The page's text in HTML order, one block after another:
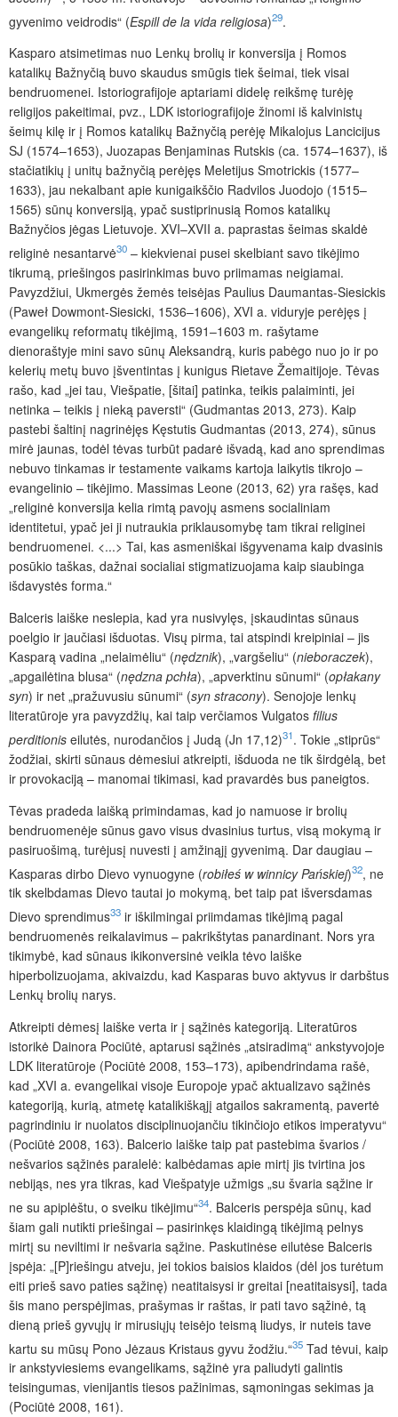
gyvenimo veidrodis“ (Espill de la vida religiosa)29.
Kasparo atsimetimas nuo Lenkų brolių ir konversija į Romos
katalikų Bažnyčią buvo skaudus smūgis tiek šeimai, tiek visai
bendruomenei. Istoriografijoje aptariami didelę reikšmę turėję
religijos pakeitimai, pvz., LDK istoriografijoje žinomi iš kalvinistų
šeimų kilę ir į Romos katalikų Bažnyčią perėję Mikalojus Lancicijus
SJ (1574–1653), Juozapas Benjaminas Rutskis (ca. 1574–1637), iš
stačiatikių į unitų bažnyčią perėjęs Meletijus Smotrickis (1577–
1633), jau nekalbant apie kunigaikščio Radvilos Juodojo (1515–
1565) sūnų konversiją, ypač sustiprinusią Romos katalikų
Bažnyčios jėgas Lietuvoje. XVI–XVII a. paprastas šeimas skaldė
religinė nesantarvė30 – kiekvienai pusei skelbiant savo tikėjimo
tikrumą, priešingos pasirinkimas buvo priimamas neigiamai.
Pavyzdžiui, Ukmergės žemės teisėjas Paulius Daumantas-Siesickis
(Paweł Dowmont-Siesicki, 1536–1606), XVI a. viduryje perėjęs į
evangelikų reformatų tikėjimą, 1591–1603 m. rašytame
dienoraštyje mini savo sūnų Aleksandrą, kuris pabėgo nuo jo ir po
kelerių metų buvo įšventintas į kunigus Rietave Žemaitijoje. Tėvas
rašo, kad „jei tau, Viešpatie, [šitai] patinka, teikis palaiminti, jei
netinka – teikis į nieką paversti“ (Gudmantas 2013, 273). Kaip
pastebi šaltinį nagrinėjęs Kęstutis Gudmantas (2013, 274), sūnus
mirė jaunas, todėl tėvas turbūt padarė išvadą, kad ano sprendimas
nebuvo tinkamas ir testamente vaikams kartoja laikytis tikrojo –
evangelinio – tikėjimo. Massimas Leone (2013, 62) yra rašęs, kad
„religinė konversija kelia rimtą pavojų asmens socialiniam
identitetui, ypač jei ji nutraukia priklausomybę tam tikrai religinei
bendruomenei. <...> Tai, kas asmeniškai išgyvenama kaip dvasinis
posūkio taškas, dažnai socialiai stigmatizuojama kaip siaubinga
išdavystės forma.“
Balceris laiške neslepia, kad yra nusivylęs, įskaudintas sūnaus
poelgio ir jaučiasi išduotas. Visų pirma, tai atspindi kreipiniai – jis
Kasparą vadina „nelaimėliu“ (nędznik), „vargšeliu“ (nieboraczek),
„apgailėtina blusa“ (nędzna pchła), „apverktinu sūnumi“ (opłakany
syn) ir net „pražuvusiu sūnumi“ (syn stracony). Senojoje lenkų
literatūroje yra pavyzdžių, kai taip verčiamos Vulgatos filius
perditionis eilutės, nurodančios į Judą (Jn 17,12)31. Tokie „stiprūs“
žodžiai, skirti sūnaus dėmesiui atkreipti, išduoda ne tik širdgėlą, bet
ir provokaciją – manomai tikimasi, kad pravardės bus paneigtos.
Tėvas pradeda laišką primindamas, kad jo namuose ir brolių
bendruomenėje sūnus gavo visus dvasinius turtus, visą mokymą ir
pasiruošimą, turėjusį nuvesti į amžinąjį gyvenimą. Dar daugiau –
Kasparas dirbo Dievo vynuogyne (robiłeś w winnicy Pańskiej)32, ne
tik skelbdamas Dievo tautai jo mokymą, bet taip pat išversdamas
Dievo sprendimus33 ir iškilmingai priimdamas tikėjimą pagal
bendruomenės reikalavimus – pakrikštytas panardinant. Nors yra
tikimybė, kad sūnaus ikikonversinė veikla tėvo laiške
hiperbolizuojama, akivaizdu, kad Kasparas buvo aktyvus ir darbštus
Lenkų brolių narys.
Atkreipti dėmesį laiške verta ir į sąžinės kategoriją. Literatūros
istorikė Dainora Pociūtė, aptarusi sąžinės „atsiradimą“ ankstyvojoje
LDK literatūroje (Pociūtė 2008, 153–173), apibendrindama rašė,
kad „XVI a. evangelikai visoje Europoje ypač aktualizavo sąžinės
kategoriją, kurią, atmetę katalikiškąjį atgailos sakramentą, pavertė
pagrindiniu ir nuolatos disciplinuojančiu tikinčiojo etikos imperatyvu“
(Pociūtė 2008, 163). Balcerio laiške taip pat pastebima švarios /
nešvarios sąžinės paralelė: kalbėdamas apie mirtį jis tvirtina jos
nebijąs, nes yra tikras, kad Viešpatyje užmigs „su švaria sąžine ir
ne su apiplėštu, o sveiku tikėjimu“34. Balceris perspėja sūnų, kad
šiam gali nutikti priešingai – pasirinkęs klaidingą tikėjimą pelnys
mirtį su neviltimi ir nešvaria sąžine. Paskutinėse eilutėse Balceris
įspėja: „[P]riešingu atveju, jei tokios baisios klaidos (dėl jos turėtum
eiti prieš savo paties sąžinę) neatitaisysi ir greitai [neatitaisysi], tada
šis mano perspėjimas, prašymas ir raštas, ir pati tavo sąžinė, tą
dieną prieš gyvųjų ir mirusiųjų teisėjo teismą liudys, ir nuteis tave
kartu su mūsų Pono Jėzaus Kristaus gyvu žodžiu.“35 Tad tėvui, kaip
ir ankstyviesiems evangelikams, sąžinė yra paliudyti galintis
teisingumas, vienijantis tiesos pažinimas, sąmoningas sekimas ja
(Pociūtė 2008, 161).